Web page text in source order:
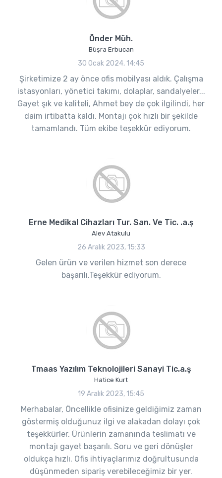
Önder Müh.
Büşra Erbucan
30 Ocak 2024, 14:45
Şirketimize 2 ay önce ofis mobilyası aldık. Çalışma
istasyonları, yönetici takımı, dolaplar, sandalyeler...
Gayet şık ve kaliteli, Ahmet bey de çok ilgilindi, her
daim irtibatta kaldı. Montajı çok hızlı bir şekilde
tamamlandı. Tüm ekibe teşekkür ediyorum.
Erne Medikal Cihazları Tur. San. Ve Tic. .a.ş
Alev Atakulu
26 Aralık 2023, 15:33
Gelen ürün ve verilen hizmet son derece
başarılı.Teşekkür ediyorum.
Tmaas Yazılım Teknolojileri Sanayi Tic.a.ş
Hatice Kurt
19 Aralık 2023, 15:45
Merhabalar, Öncellikle ofisinize geldiğimiz zaman
göstermiş olduğunuz ilgi ve alakadan dolayı çok
teşekkürler. Ürünlerin zamanında teslimatı ve
montajı gayet başarılı. Soru ve geri dönüşler
oldukça hızlı. Ofis ihtiyaçlarımız doğrultusunda
düşünmeden sipariş verebileceğimiz bir yer.